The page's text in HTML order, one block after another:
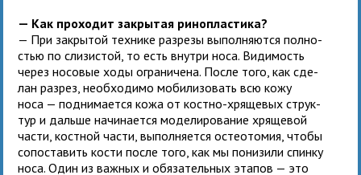
— Как про­хо­дит закры­тая рино­пластика?
— При закры­той тех­нике раз­резы выпол­ня­ются пол­но­
стью по сли­зи­стой, то есть внутри носа. Видимость
через носо­вые ходы огра­ни­чена. После того, как сде­
лан раз­рез, необ­хо­димо моби­ли­зо­вать всю кожу
носа — под­ни­ма­ется кожа от костно-хря­ще­вых струк­
тур и дальше начи­на­ется моде­ли­ро­ва­ние хря­ще­вой
части, кост­ной части, выпол­ня­ется остео­то­мия, чтобы
сопо­ста­вить кости после того, как мы пони­зили спинку
носа. Один из важ­ных и обя­за­тель­ных эта­пов — это